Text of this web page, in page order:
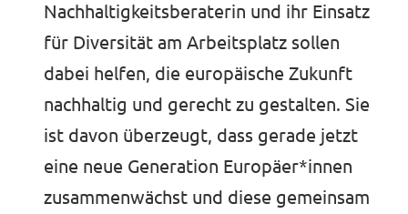
Nachhaltigkeitsberaterin und ihr Einsatz
für Diversität am Arbeitsplatz sollen
dabei helfen, die europäische Zukunft
nachhaltig und gerecht zu gestalten. Sie
ist davon überzeugt, dass gerade jetzt
eine neue Generation Europäer*innen
zusammenwächst und diese gemeinsam